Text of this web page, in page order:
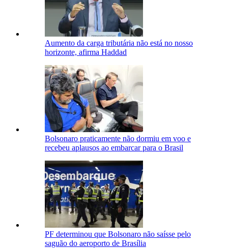
Aumento da carga tributária não está no nosso
horizonte, afirma Haddad
Bolsonaro praticamente não dormiu em voo e
recebeu aplausos ao embarcar para o Brasil
PF determinou que Bolsonaro não saísse pelo
saguão do aeroporto de Brasília